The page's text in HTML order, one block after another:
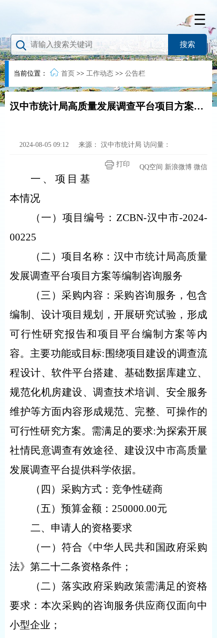
当前位置： 首页 >> 工作动态 >> 公告栏
汉中市统计局高质量发展调查平台项目方案等编制咨询服务项目竞争性磋商公告
2024-08-05 09:12 来源： 汉中市统计局 访问量：
打印 QQ空间 新浪微博 微信
一、项目基
本情况
（一）项目编号： ZCBN-汉中市-2024-
00225
（二）项目名称：汉中市统计局高质量
发展调查平台项目方案等编制咨询服务
（三）采购内容：采购咨询服务，包含
编制、设计项目规划，开展研究试验，形成
可行性研究报告和项目平台编制方案等内
容。主要功能或目标:围绕项目建设的调查流
程设计、软件平台搭建、基础数据库建立、
规范化机房建设、调查技术培训、安全服务
维护等方面内容形成规范、完整、可操作的
可行性研究方案。需满足的要求:为探索开展
社情民意调查有效途径、建设汉中市高质量
发展调查平台提供科学依据。
（四）采购方式：竞争性磋商
（五）预算金额： 250000.00元
二、申请人的资格要求
（一）符合《中华人民共和国政府采购
法》第二十二条资格条件；
（二）落实政府采购政策需满足的资格
要求：本次采购的咨询服务供应商仅面向中
小型企业；